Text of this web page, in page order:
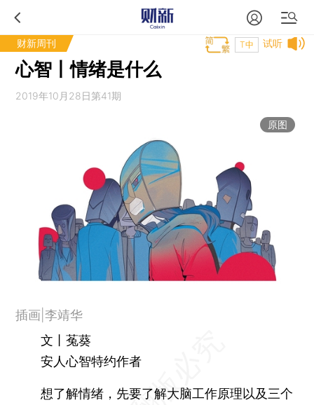
财新周刊 试听
T中
心智丨情绪是什么
2019年10月28日第41期
原图
插画|李靖华
文丨菟葵
安人心智特约作者
想了解情绪，先要了解大脑工作原理以及三个